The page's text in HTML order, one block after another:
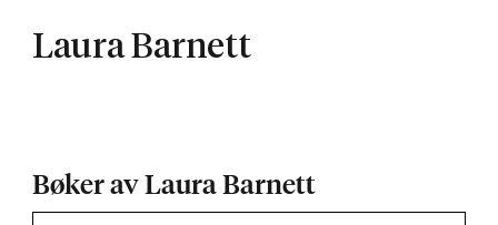
Laura Barnett
Bøker av Laura Barnett